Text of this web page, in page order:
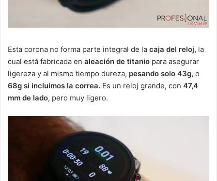
Esta corona no forma parte integral de la caja del reloj, la
cual está fabricada en aleación de titanio para asegurar
ligereza y al mismo tiempo dureza, pesando solo 43g, o
68g si incluimos la correa. Es un reloj grande, con 47,4
mm de lado, pero muy ligero.